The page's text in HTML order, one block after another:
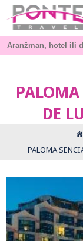
DE
PALOMA